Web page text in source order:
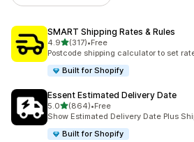
SMART Shipping Rates & Rules
4.95つ星中
(317)
合計レビュー数：317件
•Free
Postcode shipping calculator to set
Built for Shopify
Essent Estimated Delivery Date
5.05つ星中
(864)
合計レビュー数：864件
•Free
Show Estimated Delivery Date Plus
Built for Shopify